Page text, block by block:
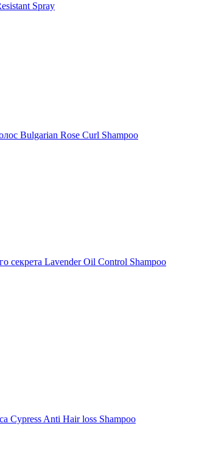
Spray
Bulgarian Rose Curl Shampoo
секрета Lavender Oil Control Shampoo
Cypress Anti Hair loss Shampoo